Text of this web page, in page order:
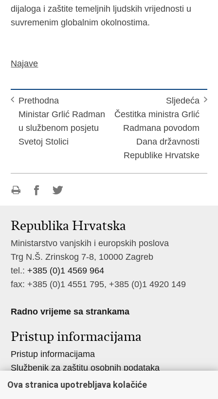
dijaloga i zaštite temeljnih ljudskih vrijednosti u
suvremenim globalnim okolnostima.
Najave
Prethodna
Ministar Grlić Radman
u službenom posjetu
Svetoj Stolici
Sljedeća
Čestitka ministra Grlić
Radmana povodom
Dana državnosti
Republike Hrvatske
Facebooku
Twitteru
Republika Hrvatska
Ministarstvo vanjskih i europskih poslova
Trg N.Š. Zrinskog 7-8, 10000 Zagreb
tel.:+385 (0)1 4569 964
fax: +385 (0)1 4551 795, +385 (0)1 4920 149
Radno vrijeme sa strankama
Pristup informacijama
Pristup informacijama
Službenik za zaštitu osobnih podataka
Nepravilnosti
Ova stranica upotrebljava kolačiće